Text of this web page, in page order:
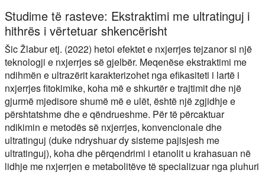
Studime të rasteve: Ekstraktimi me ultratinguj i
hithrës i vërtetuar shkencërisht
Šic Žlabur etj. (2022) hetoi efektet e nxjerrjes tejzanor si një
teknologji e nxjerrjes së gjelbër. Meqenëse ekstraktimi me
ndihmën e ultrazërit karakterizohet nga efikasiteti i lartë i
nxjerrjes fitokimike, koha më e shkurtër e trajtimit dhe një
gjurmë mjedisore shumë më e ulët, është një zgjidhje e
përshtatshme dhe e qëndrueshme. Për të përcaktuar
ndikimin e metodës së nxjerrjes, konvencionale dhe
ultratinguj (duke ndryshuar dy sisteme pajisjesh me
ultratinguj), koha dhe përqendrimi i etanolit u krahasuan në
lidhje me nxjerrjen e metabolitëve të specializuar nga pluhuri